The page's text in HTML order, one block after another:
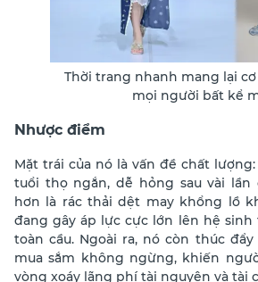
Thời trang nhanh mang lại
mọi người bất kể
Nhược điểm
Mặt trái của nó là vấn đề chất
tuổi thọ ngắn, dễ hỏng sau vài lần
hơn là rác thải dệt may khổng lồ
đang gây áp lực cực lớn lên hệ
toàn cầu. Ngoài ra, nó còn thúc đẩy
mua sắm không ngừng, khiến
vòng xoáy lãng phí tài nguyên và tài